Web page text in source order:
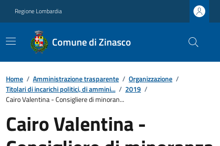
Regione Lombardia
Comune di Zinasco
Home / Amministrazione trasparente / Organizzazione /
Titolari di incarichi politici, di ammini... / 2019 /
Cairo Valentina - Consigliere di minoran...
Cairo Valentina -